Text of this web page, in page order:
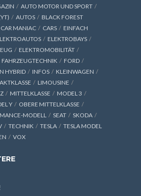
AUTO MOTOR UND SPORT
AUTOS
BLACK FOREST
CAR MANIAC CARS
EINFACH
ELEKTROBAYS
ELEKTROMOBILITÄT
FAHRZEUGTECHNIK
FORD
HYBRID
INFOS
KLEINWAGEN
LIMOUSINE
MITTELKLASSE
MODEL 3
Y
OBERE MITTELKLASSE
MODELL SEAT
SKODA
TECHNIK TESLA
TESLA MODEL
VOX